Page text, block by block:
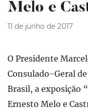
Melo e
11 de junho de 2017
O Presidente
Consulado-Geral
Brasil, a exposição
Ernesto Melo e